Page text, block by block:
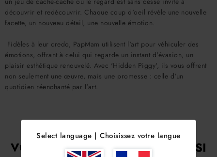
découvrir et redécouvrir. Chaque coup d'oeil révèle une nouvelle
facette, un nouveau détail, une nouvelle émotion.
Fidèles à leur credo, PapMam utilisent l'art pour véhiculer des
émotions, offrant à celui qui regarde un instant d'évasion, un
plaisir esthétique renouvelé. Avec 'Hidden Piggy', ils vous offrent
non seulement une œuvre, mais une promesse : celle d'un
quotidien réenchanté par l'art.
VOUS AIMEREZ PEUT-ÊTRE AUSSI
Select language | Choisissez votre langue